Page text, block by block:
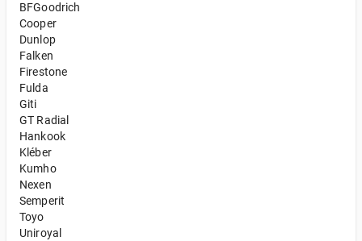
BFGoodrich
Cooper
Dunlop
Falken
Firestone
Fulda
Giti
GT Radial
Hankook
Kléber
Kumho
Nexen
Semperit
Toyo
Uniroyal